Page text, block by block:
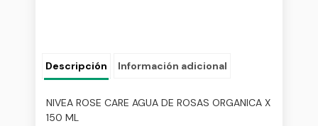
Descripción Información adicional
NIVEA ROSE CARE AGUA DE ROSAS ORGANICA X
150 ML